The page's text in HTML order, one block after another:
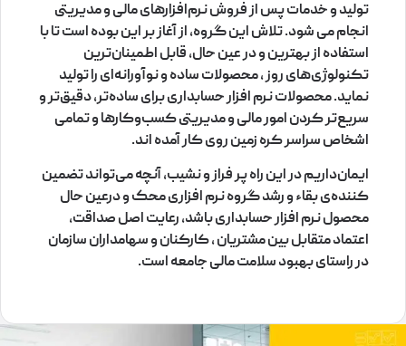
تولید و خدمات پس از فروش نرم‌افزارهای مالی و مدیریتی
انجام می شود. تلاش این گروه، از آغاز بر این بوده است تا با
استفاده از بهترین و در عین‌ حال، قابل‌ اطمینان‌ترین
تکنولوژی‌های روز ، محصولات ساده و نوآورانه‌ای را تولید
نماید. محصولات نرم افزار حسابداری برای ساده‌تر، دقیق‌تر و
سریع‌تر کردن امور مالی و مدیریتی کسب‌وکارها و تمامی
اشخاص سراسر کره زمین روی کار آمده اند.
ایمان‌داریم در این راه پر فراز و نشیب، آنچه می‌تواند تضمین‌
کننده‌ی بقاء و رشد گروه نرم افزاری محک و درعین حال
محصول نرم افزار حسابداری باشد، رعایت اصل صداقت،
اعتماد متقابل بین مشتریان ، کارکنان و سهامداران سازمان
در راستای بهبود سلامت مالی جامعه است.